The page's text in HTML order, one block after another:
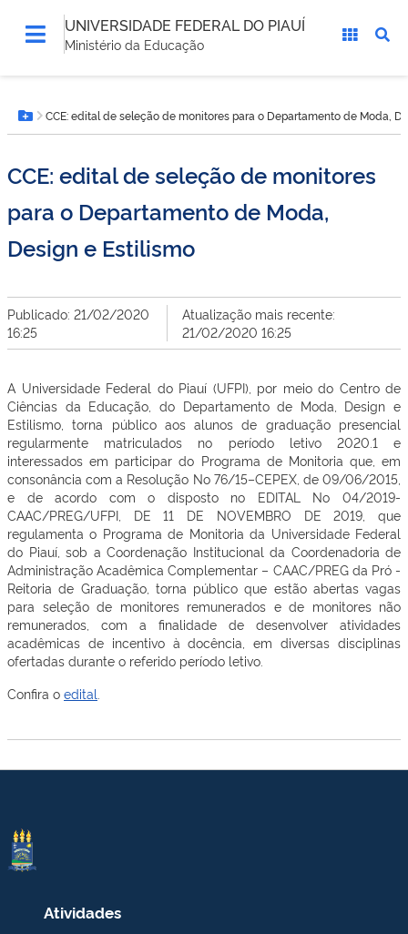
UNIVERSIDADE FEDERAL DO PIAUÍ
Ministério da Educação
está
aqui:Botão Menu
CCE: edital de seleção de monitores para o Departamento de Moda,
CCE: edital de seleção de monitores
para o Departamento de Moda,
Design e Estilismo
Publicado: 21/02/2020
16:25
Atualização mais recente:
21/02/2020 16:25
A Universidade Federal do Piauí (UFPI), por meio do Centro de
Ciências da Educação, do Departamento de Moda, Design e
Estilismo, torna público aos alunos de graduação presencial
regularmente matriculados no período letivo 2020.1 e
interessados em participar do Programa de Monitoria que, em
consonância com a Resolução No 76/15–CEPEX, de 09/06/2015,
e de acordo com o disposto no EDITAL No 04/2019-
CAAC/PREG/UFPI, DE 11 DE NOVEMBRO DE 2019, que
regulamenta o Programa de Monitoria da Universidade Federal
do Piauí, sob a Coordenação Institucional da Coordenadoria de
Administração Acadêmica Complementar – CAAC/PREG da Pró -
Reitoria de Graduação, torna público que estão abertas vagas
para seleção de monitores remunerados e de monitores não
remunerados, com a finalidade de desenvolver atividades
acadêmicas de incentivo à docência, em diversas disciplinas
ofertadas durante o referido período letivo.
Confira o edital
Atividades